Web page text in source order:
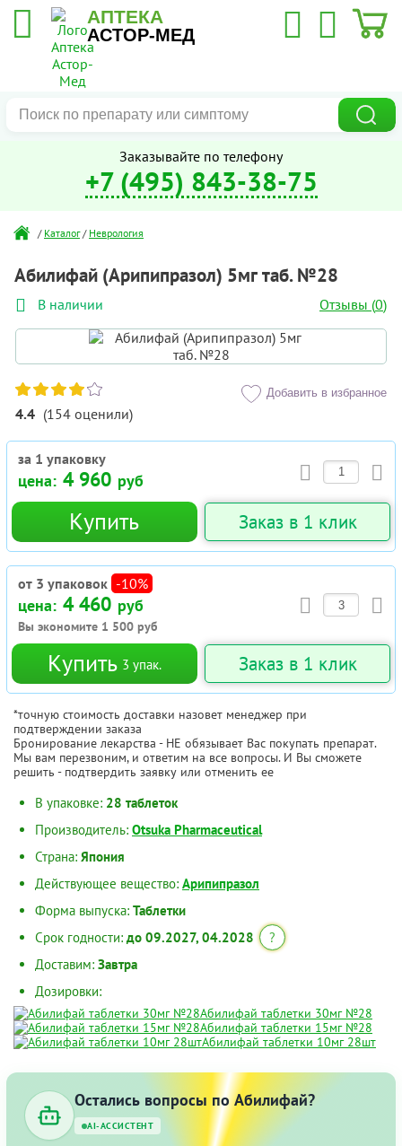
АПТЕКА
АСТОР-МЕД
Заказывайте по телефону
+7 (495) 843-38-75
/ Каталог / Неврология
Абилифай (Арипипразол) 5мг таб. №28
В наличии Отзывы (0)
4.4 (154 оценили)
Добавить в избранное
за 1 упаковку
цена: 4 960 руб
Купить Заказ в 1 клик
от 3 упаковок -10%
цена: 4 460 руб
Вы экономите 1 500 руб
Купить 3 упак. Заказ в 1 клик
*точную стоимость доставки назовет менеджер при
подтверждении заказа
Бронирование лекарства - НЕ обязывает Вас покупать препарат.
Мы вам перезвоним, и ответим на все вопросы. И Вы сможете
решить - подтвердить заявку или отменить ее
В упаковке: 28 таблеток
Производитель: Otsuka Pharmaceutical
Страна: Япония
Действующее вещество: Арипипразол
Форма выпуска: Таблетки
Срок годности: до 09.2027, 04.2028
?
Доставим: Завтра
Дозировки:
Абилифай таблетки 30мг №28
Абилифай таблетки 15мг №28
Абилифай таблетки 10мг 28шт
Остались вопросы по Абилифай?
AI-АССИСТЕНТ